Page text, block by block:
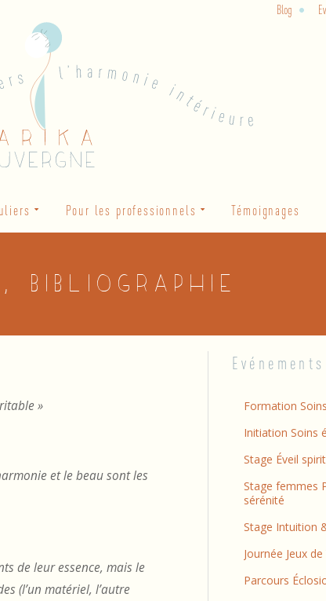
Blog
Pour les professionnels Témoignages
bibliographie
»
et le beau sont les
de leur essence, mais le
(l’un matériel, l’autre
Evénements
Formation
Initiation Soins
Stage Éveil
Stage femmes
sérénité
Stage Intuition
Journée Jeux de
Parcours